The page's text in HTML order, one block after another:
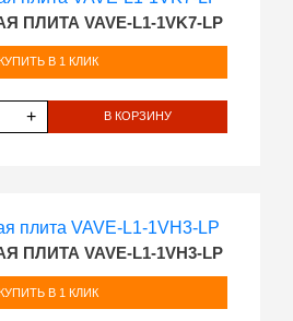
ПЛИТА VAVE-L1-1VK7-LP
В 1 КЛИК
+ В КОРЗИНУ
ПЛИТА VAVE-L1-1VH3-LP
В 1 КЛИК